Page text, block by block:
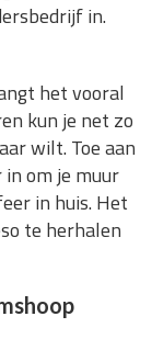
in.
het vooral
kun je net zo
wilt. Toe aan
in om je muur
in huis. Het
te herhalen